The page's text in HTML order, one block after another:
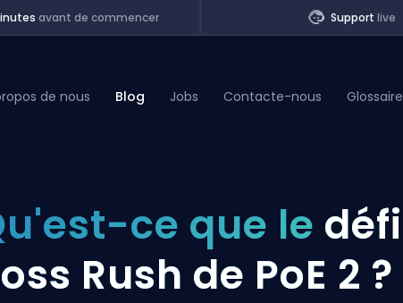
avant de commencer Support live
de nous Blog Jobs Contacte-nous Glossaire
ce que le défi
Rush de PoE 2 ?